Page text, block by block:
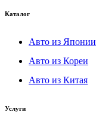
Каталог
Авто из Японии
Авто из Кореи
Авто из Китая
Услуги